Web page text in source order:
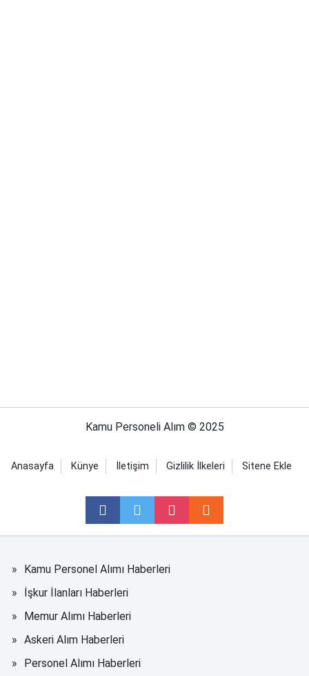
Kamu Personeli Alım © 2025
Anasayfa Künye İletişim Gizlilik İlkeleri Sitene Ekle
Kamu Personel Alımı Haberleri
İşkur İlanları Haberleri
Memur Alımı Haberleri
Askeri Alım Haberleri
Personel Alımı Haberleri